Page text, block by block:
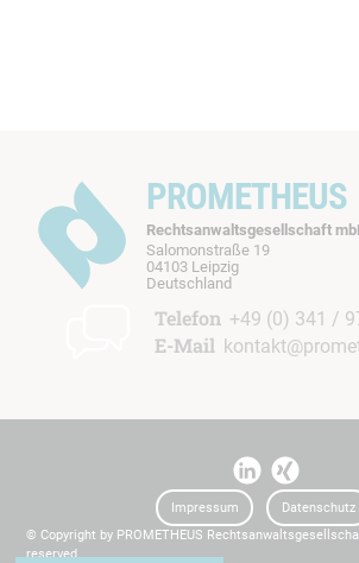
PROMETHEUS
Rechtsanwaltsgesellschaft
Salomonstraße 19
04103 Leipzig
Deutschland
b
Telefon +49 (0) 341 /
E-Mail
© Copyright by PROMETHEUS
reserved.
Impressum Datenschutz